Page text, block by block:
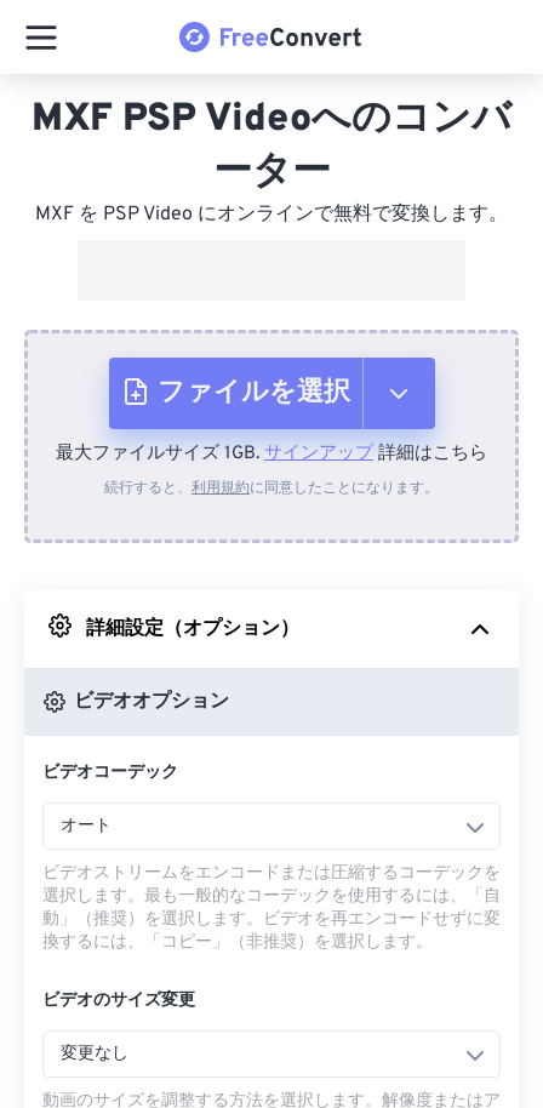
MXF PSP Videoへのコンバ
ーター
MXF を PSP Video にオンラインで無料で変換します。
ファイルを選択
デバイスから
Googleドライブから
最大ファイルサイズ 1GB. サインアップ詳細はこちら
続行すると、 利用規約に同意したことになります。
詳細設定（オプション）
ビデオオプション
ビデオコーデック
オート
ビデオストリームをエンコードまたは圧縮するコーデックを
選択します。最も一般的なコーデックを使用するには、「自
動」（推奨）を選択します。ビデオを再エンコードせずに変
換するには、「コピー」（非推奨）を選択します。
ビデオのサイズ変更
変更なし
動画のサイズを調整する方法を選択します。解像度またはア